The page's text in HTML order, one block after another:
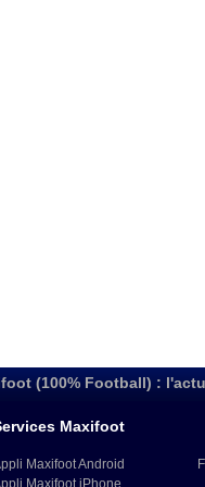
(100% Football) :
Maxifoot
Maxifoot Android
Maxifoot iPhone